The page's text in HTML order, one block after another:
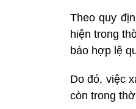
Theo quy
hiện trong
báo hợp lệ
Do đó, việc
còn trong